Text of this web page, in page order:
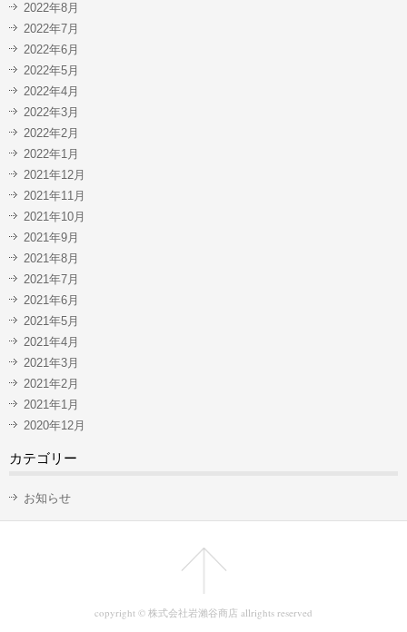
2022年8月
2022年7月
2022年6月
2022年5月
2022年4月
2022年3月
2022年2月
2022年1月
2021年12月
2021年11月
2021年10月
2021年9月
2021年8月
2021年7月
2021年6月
2021年5月
2021年4月
2021年3月
2021年2月
2021年1月
2020年12月
カテゴリー
お知らせ
copyright © 株式会社岩瀨谷商店 allrights reserved